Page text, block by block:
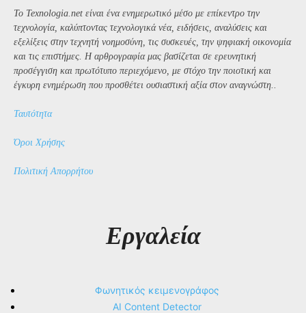
Το Texnologia.net είναι ένα ενημερωτικό μέσο με επίκεντρο την
τεχνολογία, καλύπτοντας τεχνολογικά νέα, ειδήσεις, αναλύσεις και
εξελίξεις στην τεχνητή νοημοσύνη, τις συσκευές, την ψηφιακή οικονομία
και τις επιστήμες. Η αρθρογραφία μας βασίζεται σε ερευνητική
προσέγγιση και πρωτότυπο περιεχόμενο, με στόχο την ποιοτική και
έγκυρη ενημέρωση που προσθέτει ουσιαστική αξία στον αναγνώστη..
Ταυτότητα
Όροι Χρήσης
Πολιτική Απορρήτου
Εργαλεία
Φωνητικός κειμενογράφος
AI Content Detector